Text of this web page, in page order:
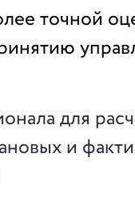
точной
для
и